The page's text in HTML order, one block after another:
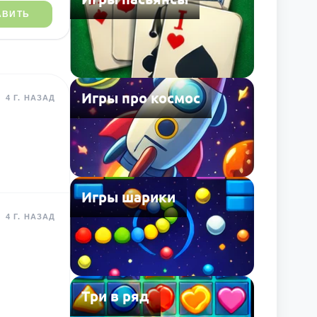
4 Г. НАЗАД
4 Г. НАЗАД
Игры про космос
Игры шарики
Три в ряд